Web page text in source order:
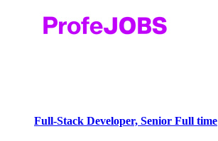
Full-Stack Developer, Senior Full time